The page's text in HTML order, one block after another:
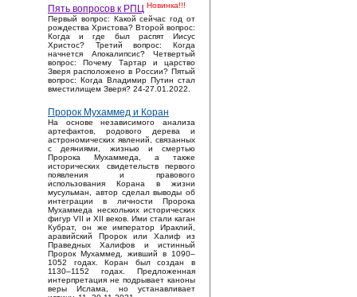
Пять вопросов к РПЦ Новинка!!!
Первый вопрос: Какой сейчас год от
рождества Христова? Второй вопрос:
Когда и где был распят Иисус
Христос? Третий вопрос: Когда
начнется Апокалипсис? Четвертый
вопрос: Почему Тартар и царство
Зверя расположено в России? Пятый
вопрос: Когда Владимир Путин стал
вместилищем Зверя? 24-27.01.2022.
Пророк Мухаммед и Коран
На основе независимого анализа
артефактов, родового дерева и
астрономических явлений, связанных
с деяниями, жизнью и смертью
Пророка Мухаммеда, а также
исторических свидетельств первого
появления и правового
использования Корана в жизни
мусульман, автор сделал выводы об
интеграции в личности Пророка
Мухаммеда нескольких исторических
фигур VII и XII веков. Ими стали каган
Кубрат, он же император Ираклий,
аравийский Пророк или Халиф из
Праведных Халифов и истинный
Пророк Мухаммед, живший в 1090–
1052 годах. Коран был создан в
1130–1152 годах. Предложенная
интерпретация не подрывает каноны
веры Ислама, но устанавливает